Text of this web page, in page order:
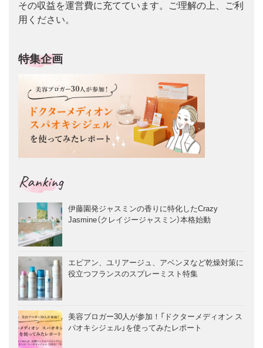
その収益を運営費に充てています。ご理解の上、ご利
用ください。
特集企画
Ranking
伊藤園発ジャスミンの香りに特化したCrazy
Jasmine（クレイジージャスミン）本格始動
エビアン、ユリアージュ、アベンヌなど乾燥対策に
役立つフランスのスプレーミスト特集
美容ブロガー30人が参加！「ドクターメディオン ス
パオキシジェル」を使ってみたレポート